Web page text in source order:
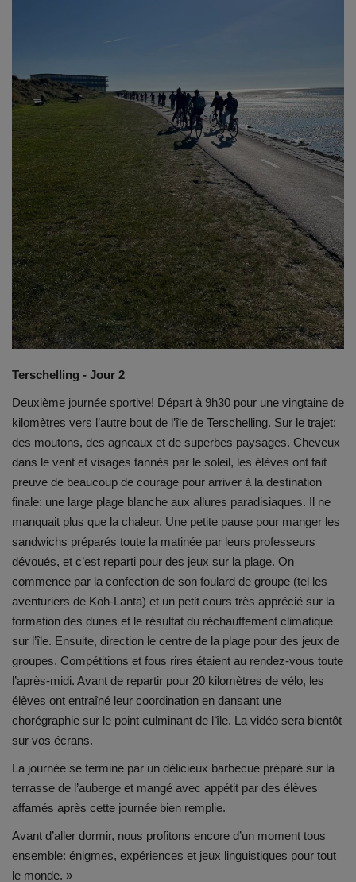
Notre offre d'enseignement (2026)
Stages
Association des Parents
Offre d'enseignement & inscriptions
Ancien-ne-s du CES Saint-Vincent
Activation email
Internats
Services
Contacts
Terschelling - Jour 2
Deuxième journée sportive! Départ à 9h30 pour une vingtaine de
kilomètres vers l’autre bout de l’île de Terschelling. Sur le trajet:
des moutons, des agneaux et de superbes paysages. Cheveux
dans le vent et visages tannés par le soleil, les élèves ont fait
preuve de beaucoup de courage pour arriver à la destination
finale: une large plage blanche aux allures paradisiaques. Il ne
manquait plus que la chaleur. Une petite pause pour manger les
sandwichs préparés toute la matinée par leurs professeurs
dévoués, et c’est reparti pour des jeux sur la plage. On
commence par la confection de son foulard de groupe (tel les
aventuriers de Koh-Lanta) et un petit cours très apprécié sur la
formation des dunes et le résultat du réchauffement climatique
sur l’île. Ensuite, direction le centre de la plage pour des jeux de
groupes. Compétitions et fous rires étaient au rendez-vous toute
l’après-midi. Avant de repartir pour 20 kilomètres de vélo, les
élèves ont entraîné leur coordination en dansant une
chorégraphie sur le point culminant de l’île. La vidéo sera bientôt
sur vos écrans.
La journée se termine par un délicieux barbecue préparé sur la
terrasse de l’auberge et mangé avec appétit par des élèves
affamés après cette journée bien remplie.
Avant d’aller dormir, nous profitons encore d’un moment tous
ensemble: énigmes, expériences et jeux linguistiques pour tout
le monde. »